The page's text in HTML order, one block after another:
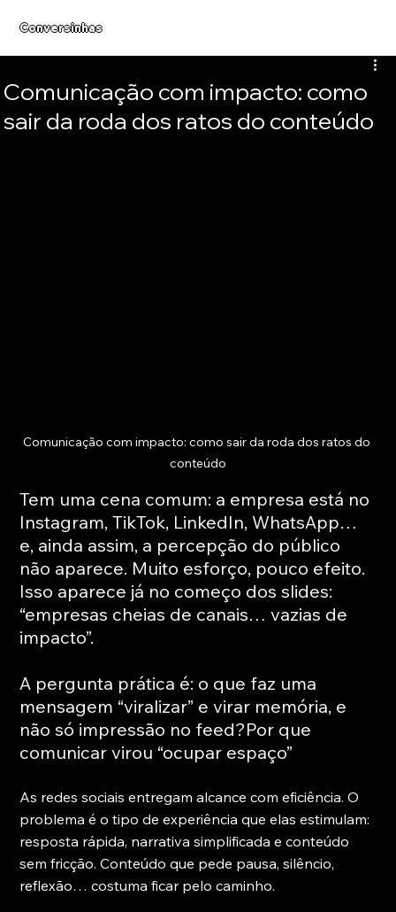
Conversinhas
Comunicação com impacto: como
sair da roda dos ratos do conteúdo
Comunicação com impacto: como sair da roda dos ratos do
conteúdo
Tem uma cena comum: a empresa está no
Instagram, TikTok, LinkedIn, WhatsApp…
e, ainda assim, a percepção do público
não aparece. Muito esforço, pouco efeito.
Isso aparece já no começo dos slides:
“empresas cheias de canais… vazias de
impacto”.
A pergunta prática é: o que faz uma
mensagem “viralizar” e virar memória, e
não só impressão no feed?Por que
comunicar virou “ocupar espaço”
As redes sociais entregam alcance com eficiência. O
problema é o tipo de experiência que elas estimulam:
resposta rápida, narrativa simplificada e conteúdo
sem fricção. Conteúdo que pede pausa, silêncio,
reflexão… costuma ficar pelo caminho.